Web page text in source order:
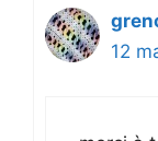
12